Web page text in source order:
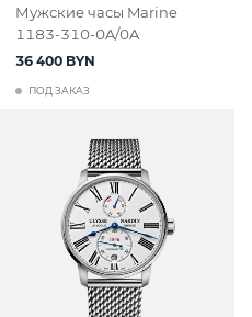
Мужские часы Marine
1183-310-0A/0A
ПОД ЗАКАЗ
36 400 BYN